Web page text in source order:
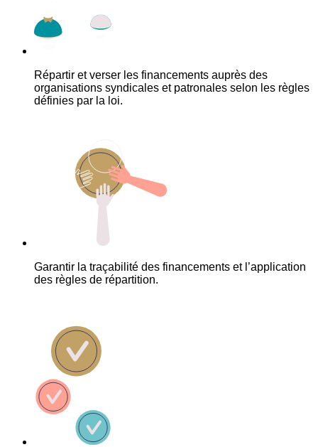
Répartir et verser les financements auprès des
organisations syndicales et patronales selon les règles
définies par la loi.
Garantir la traçabilité des financements et l’application
des règles de répartition.